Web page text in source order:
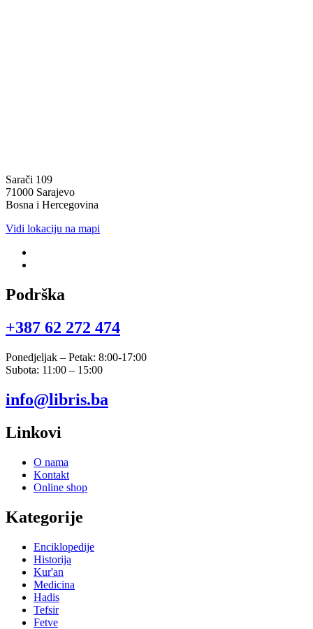
Sarači 109
71000 Sarajevo
Bosna i Hercegovina
Vidi lokaciju na mapi
Podrška
+387 62 272 474​
Ponedjeljak – Petak: 8:00-17:00
Subota: 11:00 – 15:00
info@libris.ba
Linkovi
O nama
Kontakt
Online shop
Kategorije
Enciklopedije
Historija
Kur'an
Medicina
Hadis
Tefsir
Fetve